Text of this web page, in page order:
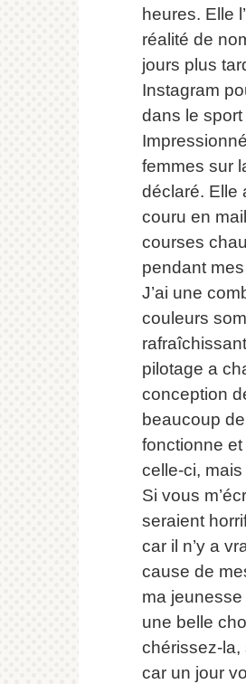
heures. Elle
réalité de
jours plus
Instagram
dans le
femmes sur
déclaré. Elle
couru en
courses
pendant
J’ai une
couleurs
pilotage a
conception
beaucoup
fonctionne
celle-ci,
Si vous
seraient
car il n’y a
cause de
ma
une belle
chérissez-la,
car un jour